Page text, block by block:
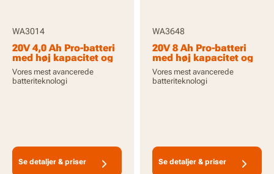
WA3014
20V 4,0 Ah Pro-batteri
med høj kapacitet og
indikator
Vores mest avancerede
batteriteknologi
Se detaljer & priser
WA3648
20V 8 Ah Pro-batteri
med høj kapacitet og
indikator
Vores mest avancerede
batteriteknologi
Se detaljer & priser